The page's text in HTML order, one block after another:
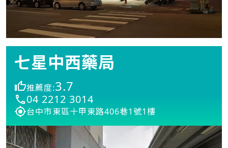
七星中西藥局
推薦度:3.7
04 2212 3014
台中市東區十甲東路406巷1號1樓